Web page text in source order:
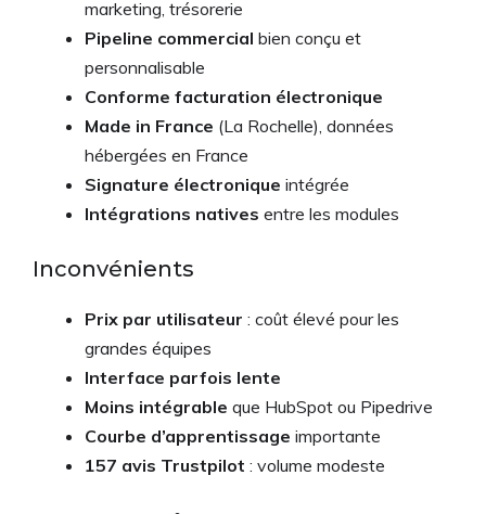
marketing, trésorerie
Pipeline commercial bien conçu et
personnalisable
Conforme facturation électronique
Made in France (La Rochelle), données
hébergées en France
Signature électronique intégrée
Intégrations natives entre les modules
Inconvénients
Prix par utilisateur : coût élevé pour les
grandes équipes
Interface parfois lente
Moins intégrable que HubSpot ou Pipedrive
Courbe d’apprentissage importante
157 avis Trustpilot : volume modeste